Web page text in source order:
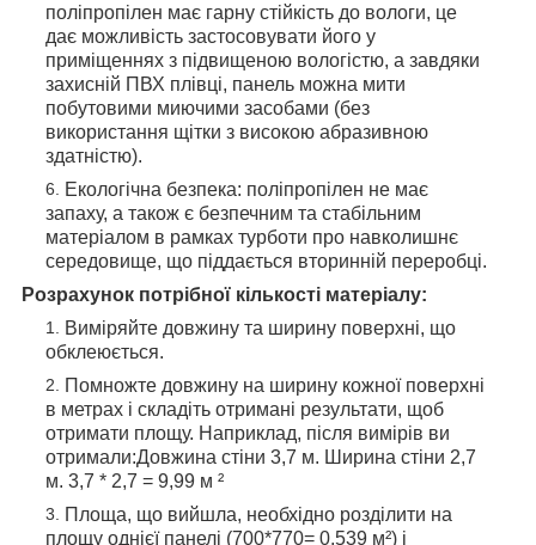
поліпропілен має гарну стійкість до вологи, це
дає можливість застосовувати його у
приміщеннях з підвищеною вологістю, а завдяки
захисній ПВХ плівці, панель можна мити
побутовими миючими засобами (без
використання щітки з високою абразивною
здатністю).
Екологічна безпека: поліпропілен не має
запаху, а також є безпечним та стабільним
матеріалом в рамках турботи про навколишнє
середовище, що піддається вторинній переробці.
Розрахунок потрібної кількості матеріалу:
Виміряйте довжину та ширину поверхні, що
обклеюється.
Помножте довжину на ширину кожної поверхні
в метрах і складіть отримані результати, щоб
отримати площу. Наприклад, після вимірів ви
отримали:Довжина стіни 3,7 м. Ширина стіни 2,7
м. 3,7 * 2,7 = 9,99 м ²
Площа, що вийшла, необхідно розділити на
площу однієї панелі (700*770= 0,539 м²) і